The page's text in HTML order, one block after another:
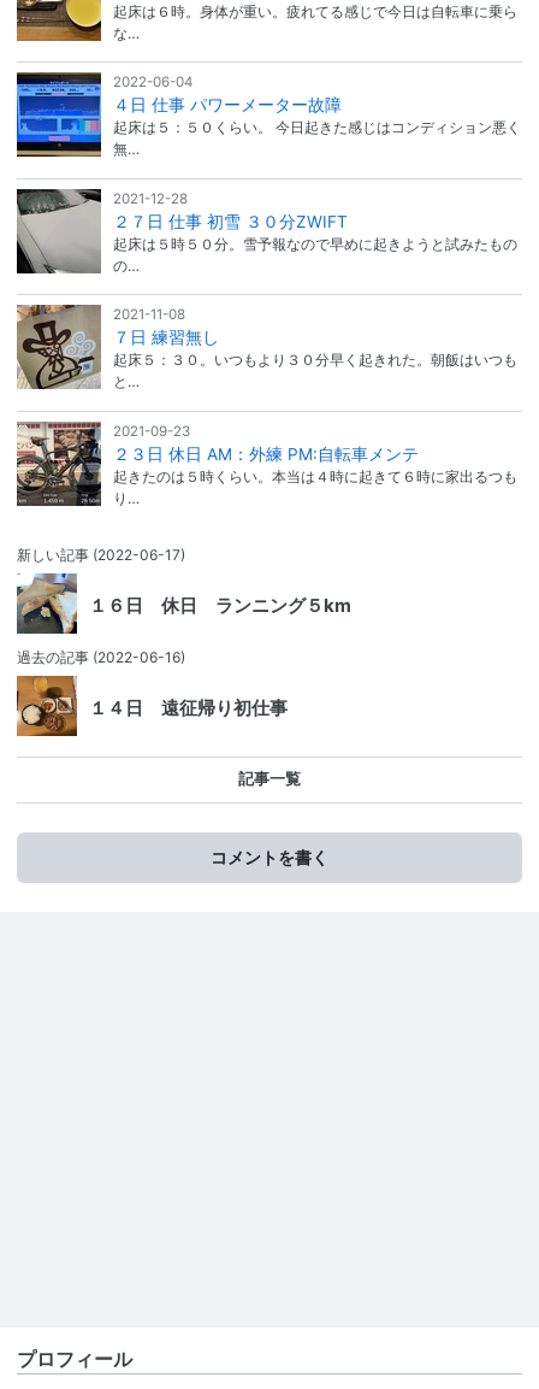
起床は６時。身体が重い。疲れてる感じで今日は自転車に乗ら
な…
2022-06-04
４日 仕事 パワーメーター故障
起床は５：５０くらい。 今日起きた感じはコンディション悪く
無…
2021-12-28
２７日 仕事 初雪 ３０分ZWIFT
起床は５時５０分。雪予報なので早めに起きようと試みたもの
の…
2021-11-08
７日 練習無し
起床５：３０。いつもより３０分早く起きれた。朝飯はいつも
と…
2021-09-23
２３日 休日 AM：外練 PM:自転車メンテ
起きたのは５時くらい。本当は４時に起きて６時に家出るつも
り…
新しい記事 (2022-06-17)
１６日 休日 ランニング５km
過去の記事 (2022-06-16)
１４日 遠征帰り初仕事
記事一覧
コメントを書く
プロフィール